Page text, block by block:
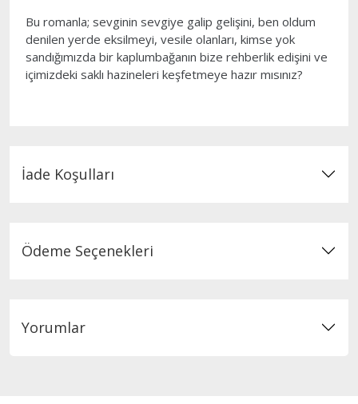
Bu romanla; sevginin sevgiye galip gelişini, ben oldum
denilen yerde eksilmeyi, vesile olanları, kimse yok
sandığımızda bir kaplumbağanın bize rehberlik edişini ve
içimizdeki saklı hazineleri keşfetmeye hazır mısınız?
İade Koşulları
Ödeme Seçenekleri
Yorumlar